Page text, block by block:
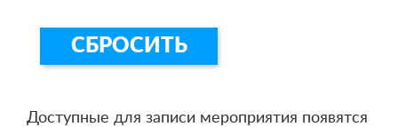
СБРОСИТЬ
Доступные для записи мероприятия появятся